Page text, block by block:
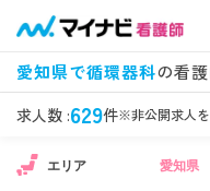
愛知県で循環器科の看
求人数 :629件※非公開求人を
エリアから探す
エリアから探す
関東
希望の求人条件を
条件
エリア 愛知県